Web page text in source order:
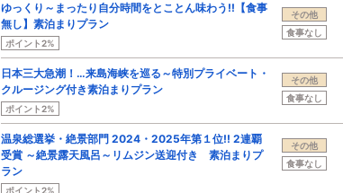
ゆっくり～まったり自分時間をとことん味わう!!【食事
無し】素泊まりプラン
ポイント2%
その他
食事なし
日本三大急潮！…来島海峡を巡る～特別プライベート・
クルージング付き素泊まりプラン
ポイント2%
その他
食事なし
温泉総選挙・絶景部門 2024・2025年第１位!! 2連覇
受賞 ～絶景露天風呂～リムジン送迎付き 素泊まりプ
ラン
ポイント2%
その他
食事なし